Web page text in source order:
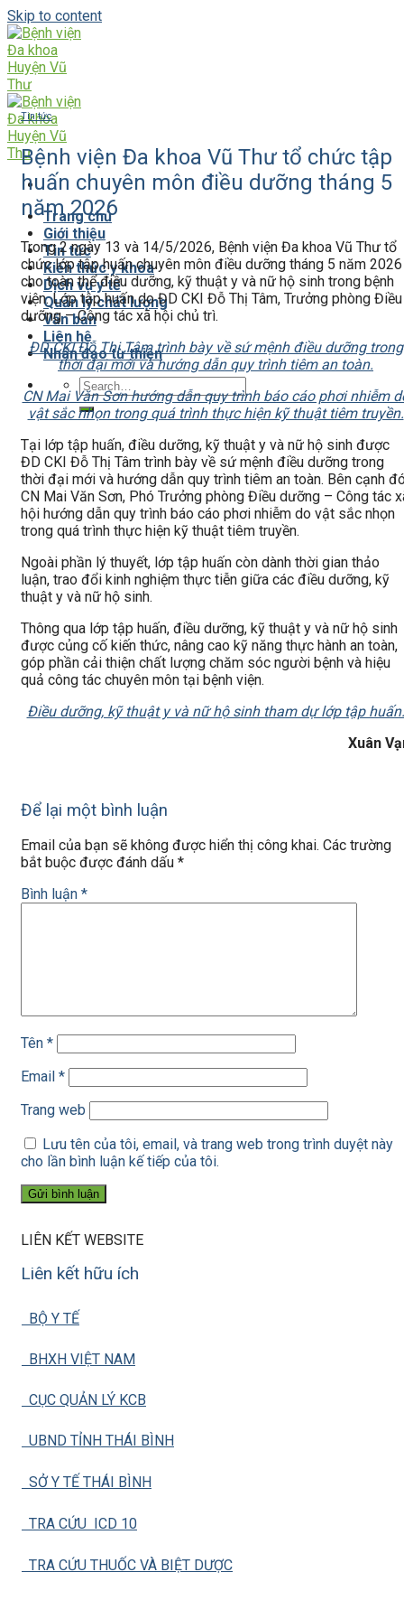
Skip to content
Trang chủ
Giới thiệu
Tin tức
Kiến thức y khoa
Dịch vụ y tế
Quản lý chất lượng
Văn bản
Liên hệ
Nhân đạo từ thiện
Tin tức
Bệnh viện Đa khoa Vũ Thư tổ chức tập
huấn chuyên môn điều dưỡng tháng 5
năm 2026
Trong 2 ngày 13 và 14/5/2026, Bệnh viện Đa khoa Vũ Thư tổ
chức lớp tập huấn chuyên môn điều dưỡng tháng 5 năm 2026
cho toàn thể điều dưỡng, kỹ thuật y và nữ hộ sinh trong bệnh
viện. Lớp tập huấn do ĐD CKI Đỗ Thị Tâm, Trưởng phòng Điều
dưỡng – Công tác xã hội chủ trì.
ĐD CKI Đỗ Thị Tâm trình bày về sứ mệnh điều dưỡng trong
thời đại mới và hướng dẫn quy trình tiêm an toàn.
CN Mai Văn Sơn hướng dẫn quy trình báo cáo phơi nhiễm
vật sắc nhọn trong quá trình thực hiện kỹ thuật tiêm truyền.
Tại lớp tập huấn, điều dưỡng, kỹ thuật y và nữ hộ sinh được
ĐD CKI Đỗ Thị Tâm trình bày về sứ mệnh điều dưỡng trong
thời đại mới và hướng dẫn quy trình tiêm an toàn. Bên cạnh
CN Mai Văn Sơn, Phó Trưởng phòng Điều dưỡng – Công tác
hội hướng dẫn quy trình báo cáo phơi nhiễm do vật sắc nhọn
trong quá trình thực hiện kỹ thuật tiêm truyền.
Ngoài phần lý thuyết, lớp tập huấn còn dành thời gian thảo
luận, trao đổi kinh nghiệm thực tiễn giữa các điều dưỡng, kỹ
thuật y và nữ hộ sinh.
Thông qua lớp tập huấn, điều dưỡng, kỹ thuật y và nữ hộ sinh
được củng cố kiến thức, nâng cao kỹ năng thực hành an toàn,
góp phần cải thiện chất lượng chăm sóc người bệnh và hiệu
quả công tác chuyên môn tại bệnh viện.
Điều dưỡng, kỹ thuật y và nữ hộ sinh tham dự lớp tập huấn.
Xuân
Để lại một bình luận
Email của bạn sẽ không được hiển thị công khai. Các trường
bắt buộc được đánh dấu *
Bình luận *
Tên *
Email *
Trang web
Lưu tên của tôi, email, và trang web trong trình duyệt này
cho lần bình luận kế tiếp của tôi.
LIÊN KẾT WEBSITE
Liên kết hữu ích
BỘ Y TẾ
BHXH VIỆT NAM
CỤC QUẢN LÝ KCB
UBND TỈNH THÁI BÌNH
SỞ Y TẾ THÁI BÌNH
TRA CỨU ICD 10
TRA CỨU THUỐC VÀ BIỆT DƯỢC